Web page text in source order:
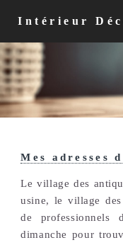
Intérieur
Mes adresses
Le village des
usine, le village
de
dimanche pour